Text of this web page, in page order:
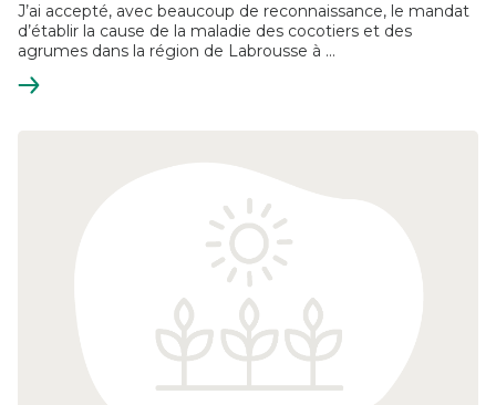
J’ai accepté, avec beaucoup de reconnaissance, le mandat
d’établir la cause de la maladie des cocotiers et des
agrumes dans la région de Labrousse à ...
En